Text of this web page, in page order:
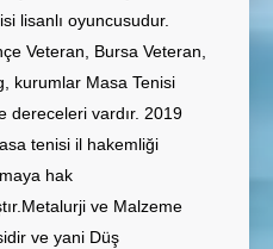
lisanlı oyuncusudur.
Veteran, Bursa Veteran,
kurumlar Masa Tenisi
dereceleri vardır. 2019
tenisi il hakemliği
hak
ve Malzeme
ve yani Düş